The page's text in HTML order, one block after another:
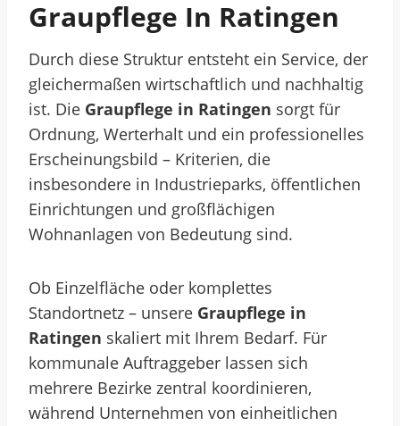
Graupflege In Ratingen
Durch diese Struktur entsteht ein Service, der
gleichermaßen wirtschaftlich und nachhaltig
ist. Die Graupflege in Ratingen sorgt für
Ordnung, Werterhalt und ein professionelles
Erscheinungsbild – Kriterien, die
insbesondere in Industrieparks, öffentlichen
Einrichtungen und großflächigen
Wohnanlagen von Bedeutung sind.
Ob Einzelfläche oder komplettes
Standortnetz – unsere Graupflege in
Ratingen skaliert mit Ihrem Bedarf. Für
kommunale Auftraggeber lassen sich
mehrere Bezirke zentral koordinieren,
während Unternehmen von einheitlichen